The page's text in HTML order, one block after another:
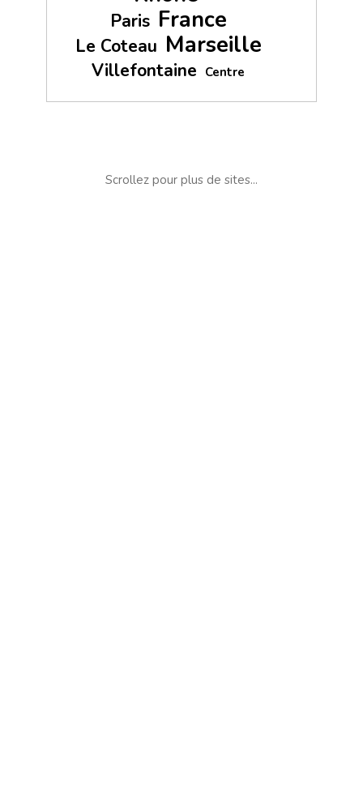
Paris France
Le Coteau Marseille
Villefontaine Centre
Scrollez pour plus de sites...